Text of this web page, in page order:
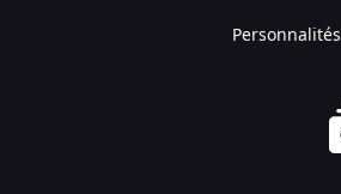
Personnalités